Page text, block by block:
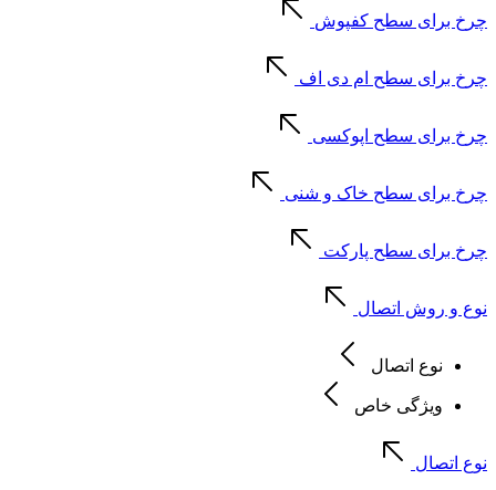
چرخ برای سطح کفپوش
چرخ برای سطح ام دی اف
چرخ برای سطح اپوکسی
چرخ برای سطح خاک و شنی
چرخ برای سطح پارکت
نوع و روش اتصال
نوع اتصال
ویژگی خاص
نوع اتصال